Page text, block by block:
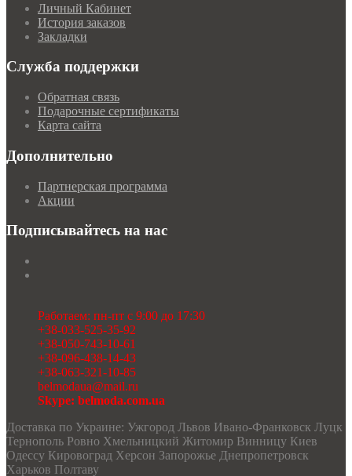
Личный Кабинет
История заказов
Закладки
Служба поддержки
Обратная связь
Подарочные сертификаты
Карта сайта
Дополнительно
Партнерская программа
Акции
Подписывайтесь на нас
Работаем: пн-пт с 9:00 до 17:30
+38-033-525-35-92
+38-050-743-10-61
+38-096-438-14-43
+38-063-321-10-85
belmodaua@mail.ru
Skype: belmoda.com.ua
Доставка по Украине: Ужгород Львов Ивано-Франковск Луцк
Тернополь Ровно Хмельницкий Житомир Винницу Киев
Одессу Кировоград Херсон Запорожье Днепропетровск
Харьков Полтаву